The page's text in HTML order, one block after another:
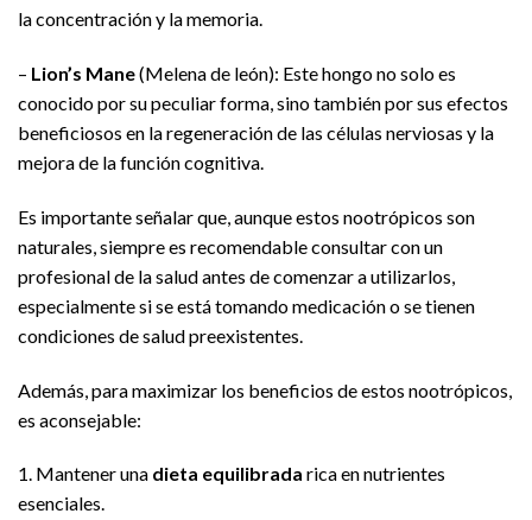
la concentración y la memoria.
– Lion’s Mane(Melena de león): Este hongo no solo es
conocido por su peculiar forma, sino también por sus efectos
beneficiosos en la regeneración de las células nerviosas y la
mejora de la función cognitiva.
Es importante señalar que, aunque estos nootrópicos son
naturales, siempre es recomendable consultar con un
profesional de la salud antes de comenzar a utilizarlos,
especialmente si se está tomando medicación o se tienen
condiciones de salud preexistentes.
Además, para maximizar los beneficios de estos nootrópicos,
es aconsejable:
1. Mantener una dieta equilibrada rica en nutrientes
esenciales.